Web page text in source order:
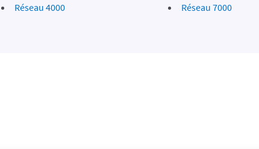
Réseau 4000
Réseau 7000